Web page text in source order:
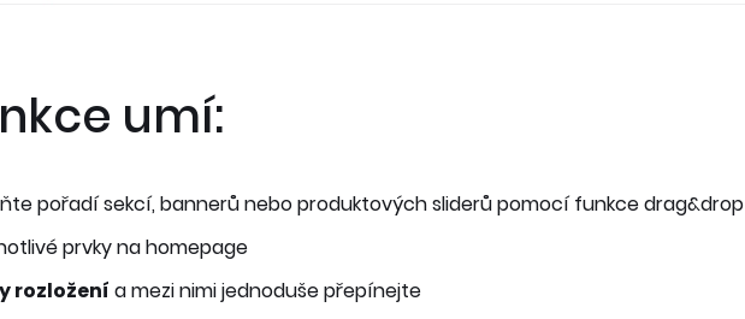
umí:
pořadí sekcí, bannerů nebo produktových sliderů pomocí funkce drag&drop
prvky na homepage
rozložení a mezi nimi jednoduše přepínejte